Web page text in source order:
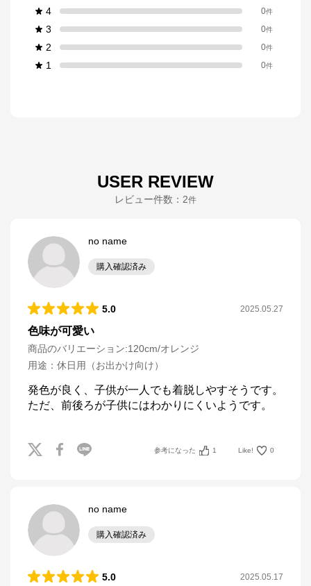
4 0件
3 0件
2 0件
1 0件
USER REVIEW
レビュー件数： 2件
no name
購入確認済み
5.0 2025.05.27
色味が可愛い
商品のバリエーション:120cm/オレンジ
用途 ： 休日用（お出かけ向け）
発色が良く、子供が一人でも着脱しやすそうです。
ただ、前後ろが子供にはわかりにくいようです。
参考になった 1 Like! 0
no name
購入確認済み
5.0 2025.05.17